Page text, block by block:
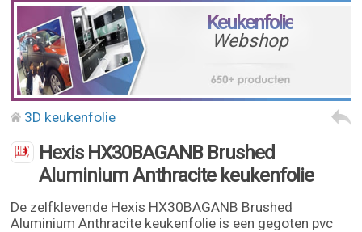
Keukenfolie
Webshop
3D keukenfolie
Hexis HX30BAGANB Brushed
Aluminium Anthracite keukenfolie
De zelfklevende Hexis HX30BAGANB Brushed
Aluminium Anthracite keukenfolie is een gegoten pvc